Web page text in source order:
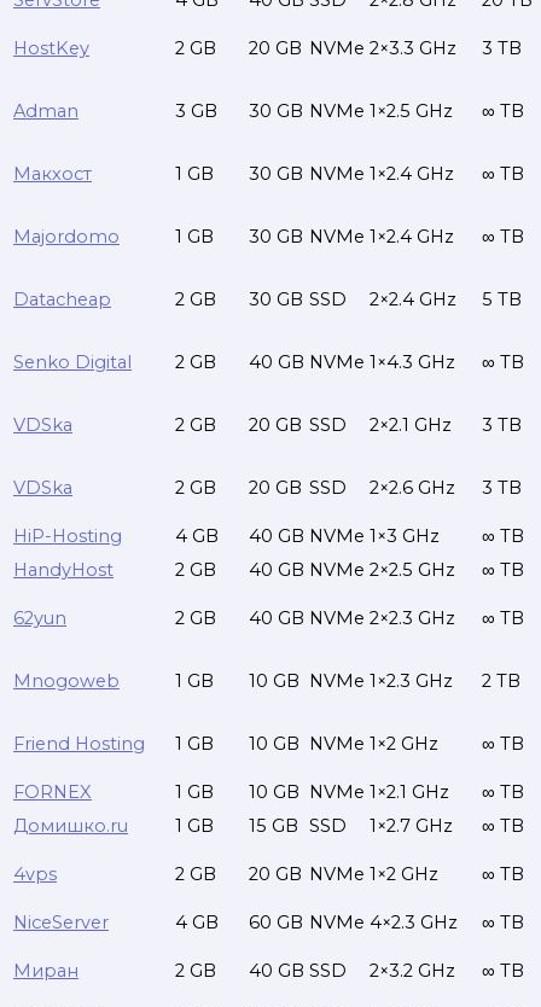
HostKey 2 GB 20 GB NVMe 2×3.3 GHz 3 TB
Adman 3 GB 30 GB NVMe 1×2.5 GHz ∞ TB
Макхост 1 GB 30 GB NVMe 1×2.4 GHz ∞ TB
Majordomo 1 GB 30 GB NVMe 1×2.4 GHz ∞ TB
Datacheap 2 GB 30 GB SSD 2×2.4 GHz 5 TB
Senko Digital 2 GB 40 GB NVMe 1×4.3 GHz ∞ TB
VDSka 2 GB 20 GB SSD 2×2.1 GHz 3 TB
VDSka 2 GB 20 GB SSD 2×2.6 GHz 3 TB
HiP-Hosting 4 GB 40 GB NVMe 1×3 GHz
∞ TB
HandyHost
2 GB 40 GB NVMe 2×2.5 GHz ∞ TB
62yun 2 GB 40 GB NVMe 2×2.3 GHz ∞ TB
Mnogoweb 1 GB 10 GB NVMe 1×2.3 GHz 2 TB
Friend Hosting 1 GB 10 GB NVMe 1×2 GHz ∞ TB
FORNEX 1 GB 10 GB NVMe 1×2.1 GHz
∞ TB
Домишко.ru
1 GB 15 GB SSD 1×2.7 GHz ∞ TB
4vps 2 GB 20 GB NVMe 1×2 GHz ∞ TB
NiceServer 4 GB 60 GB NVMe 4×2.3 GHz ∞ TB
Миран 2 GB 40 GB SSD 2×3.2 GHz ∞ TB